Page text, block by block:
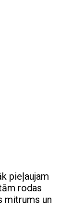
pieļaujam
rodas
mitrums un